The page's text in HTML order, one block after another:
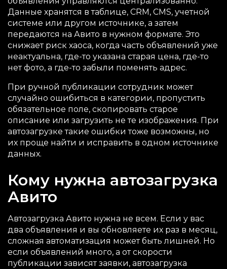
Данные хранятся в таблице, CRM, CMS, учетной
системе или другом источнике, а затем
передаются на Авито в нужном формате. Это
снижает риск хаоса, когда часть объявлений уже
неактуальна, где-то указана старая цена, где-то
нет фото, а где-то забыли поменять адрес.
При ручной публикации сотрудник может
случайно ошибиться в категории, пропустить
обязательное поле, скопировать старое
описание или загрузить не те изображения. При
автозагрузке такие ошибки тоже возможны, но
их проще найти и исправить в одном источнике
данных.
Кому нужна автозагрузка
Авито
Автозагрузка Авито нужна не всем. Если у вас
два объявления и вы обновляете их раз в месяц,
сложная автоматизация может быть лишней. Но
если объявлений много, а от скорости
публикации зависят заявки, автозагрузка